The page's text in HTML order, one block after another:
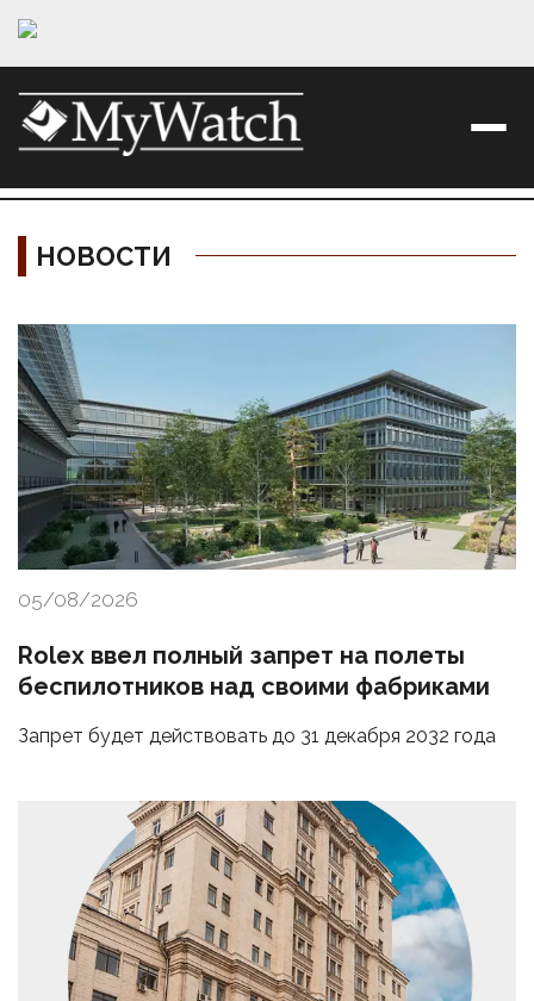
НОВОСТИ
Материалы
05/08/2026
Rolex ввел полный запрет на полеты
беспилотников над своими фабриками
Запрет будет действовать до 31 декабря 2032 года